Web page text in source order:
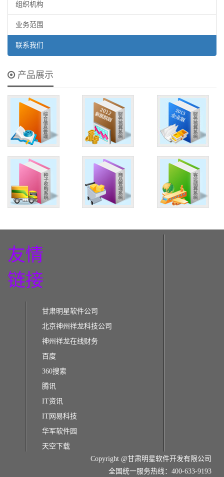
组织机构
业务范围
联系我们
产品展示
友情
链接
甘肃明星软件公司
北京神州祥龙科技公司
神州祥龙在线财务
百度
360搜索
腾讯
IT资讯
IT网易科技
华军软件园
天空下载
Copyright @甘肃明星软件开发有限公司
全国统一服务热线：400-633-9193